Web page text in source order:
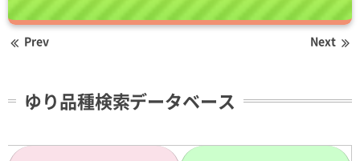
Prev Next
ゆり品種検索データベース